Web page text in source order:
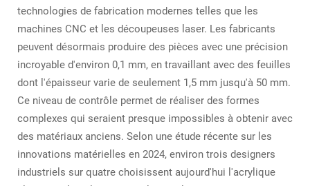
technologies de fabrication modernes telles que les
machines CNC et les découpeuses laser. Les fabricants
peuvent désormais produire des pièces avec une précision
incroyable d'environ 0,1 mm, en travaillant avec des feuilles
dont l'épaisseur varie de seulement 1,5 mm jusqu'à 50 mm.
Ce niveau de contrôle permet de réaliser des formes
complexes qui seraient presque impossibles à obtenir avec
des matériaux anciens. Selon une étude récente sur les
innovations matérielles en 2024, environ trois designers
industriels sur quatre choisissent aujourd'hui l'acrylique